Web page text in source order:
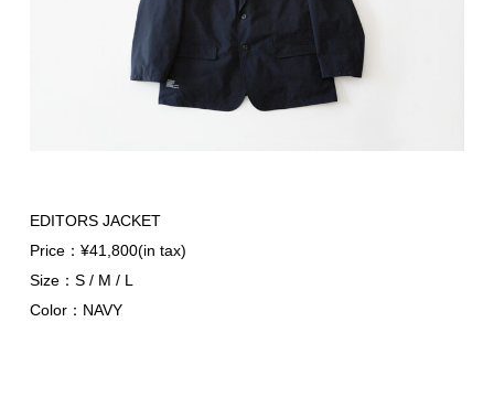
EDITORS JACKET
Price：¥41,800(in tax)
Size：S / M / L
Color：NAVY